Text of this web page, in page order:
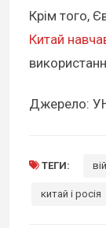
Крім того,
Китай
Джерело:
ТЕГИ:
китай і росія